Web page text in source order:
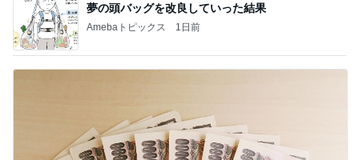
夢の頭バッグを改良していった結果
Amebaトピックス 1日前